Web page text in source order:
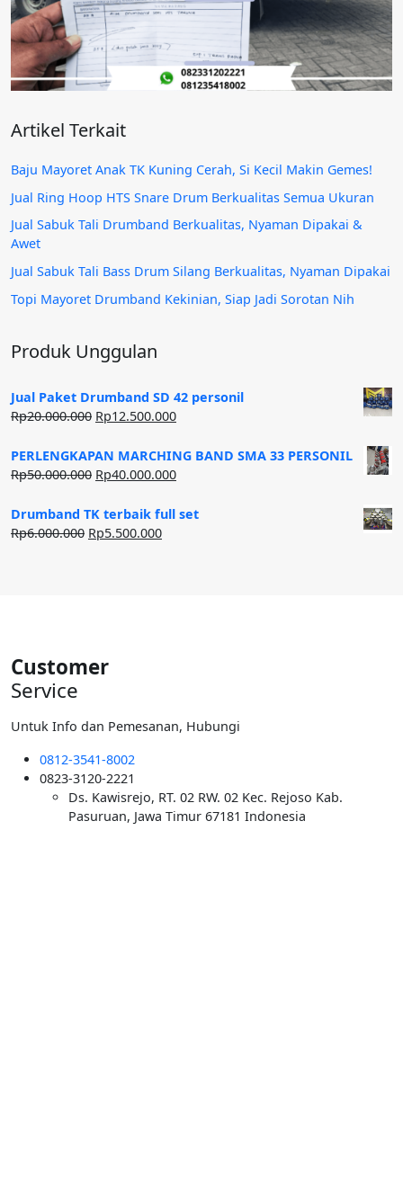
Artikel Terkait
Baju Mayoret Anak TK Kuning Cerah, Si Kecil Makin Gemes!
Jual Ring Hoop HTS Snare Drum Berkualitas Semua Ukuran
Jual Sabuk Tali Drumband Berkualitas, Nyaman Dipakai &
Awet
Jual Sabuk Tali Bass Drum Silang Berkualitas, Nyaman Dipakai
Topi Mayoret Drumband Kekinian, Siap Jadi Sorotan Nih
Produk Unggulan
Jual Paket Drumband SD 42 personil
Rp20.000.000 Harga
adalah:
Rp20.000.000.
Rp12.500.000Harga
ini
adalah:
PERLENGKAPAN MARCHING BAND SMA 33 PERSONIL
Rp50.000.000 Harga
adalah:
Rp50.000.000.
Rp40.000.000Harga
ini
Drumband TK terbaik full set
Rp6.000.000 Harga
Rp5.500.000Harga
Customer
Service
Untuk Info dan Pemesanan, Hubungi
0812-3541-8002
0823-3120-2221
Ds. Kawisrejo, RT. 02 RW. 02 Kec. Rejoso Kab.
Pasuruan, Jawa Timur 67181 Indonesia